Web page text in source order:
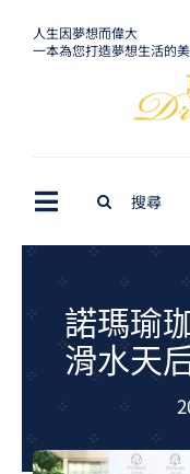
人生因夢想而偉大
一本為您打造夢想生活的
Toggle
Navigation
諾瑪瑜
滑水天